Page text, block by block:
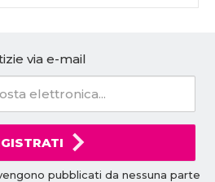
via e-mail
pubblicati da nessuna parte